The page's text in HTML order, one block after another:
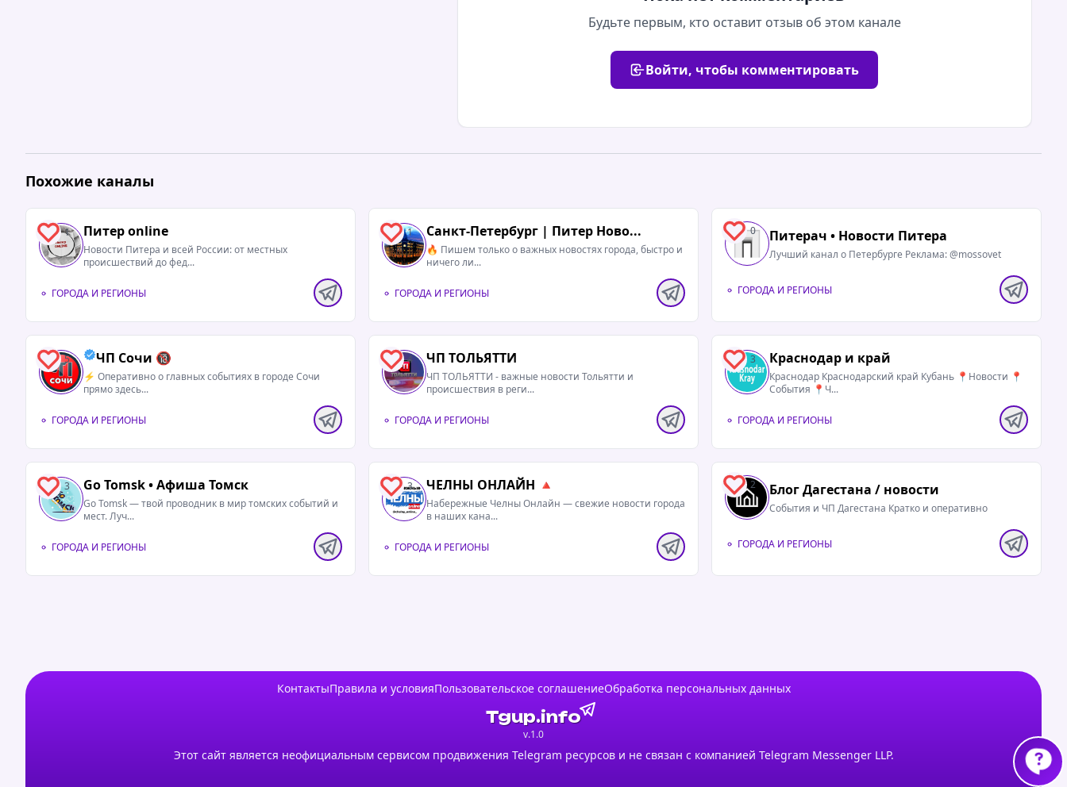
Будьте первым, кто оставит отзыв об этом канале
Войти, чтобы комментировать
Похожие каналы
1 Питер online
Новости Питера и всей России: от местных
происшествий до фед...
ГОРОДА И РЕГИОНЫ
1 Санкт-Петербург | Питер Ново...
🔥 Пишем только о важных новостях города, быстро и
ничего ли...
ГОРОДА И РЕГИОНЫ
0 Питерач • Новости Питера
Лучший канал о Петербурге Реклама: @mossovet
ГОРОДА И РЕГИОНЫ
5 ЧП Сочи 🔞
⚡️ Оперативно о главных событиях в городе Сочи
прямо здесь...
ГОРОДА И РЕГИОНЫ
4 ЧП ТОЛЬЯТТИ
ЧП ТОЛЬЯТТИ - важные новости Тольятти и
происшествия в реги...
ГОРОДА И РЕГИОНЫ
3 Краснодар и край
Краснодар Краснодарский край Кубань 📍Новости 📍
События 📍Ч...
ГОРОДА И РЕГИОНЫ
3 Go Tomsk • Афиша Томск
Go Tomsk — твой проводник в мир томских событий и
мест. Луч...
ГОРОДА И РЕГИОНЫ
3 ЧЕЛНЫ ОНЛАЙН 🔺
Набережные Челны Онлайн — свежие новости города
в наших кана...
ГОРОДА И РЕГИОНЫ
2 Блог Дагестана / новости
События и ЧП Дагестана Кратко и оперативно
ГОРОДА И РЕГИОНЫ
КонтактыПравила и условияПользовательское соглашениеОбработка персональных данных
Tgup.info
v.1.0
Этот сайт является неофициальным сервисом продвижения Telegram ресурсов и не связан с компанией Telegram Messenger LLP.